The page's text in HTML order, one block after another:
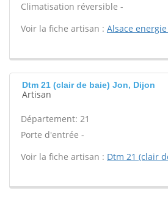
Climatisation réversible -
Voir la fiche artisan : Alsace
Dtm 21 (clair de baie) Jon, Dijon
Artisan
Département: 21
Porte d'entrée -
Voir la fiche artisan : Dtm 21 (clair